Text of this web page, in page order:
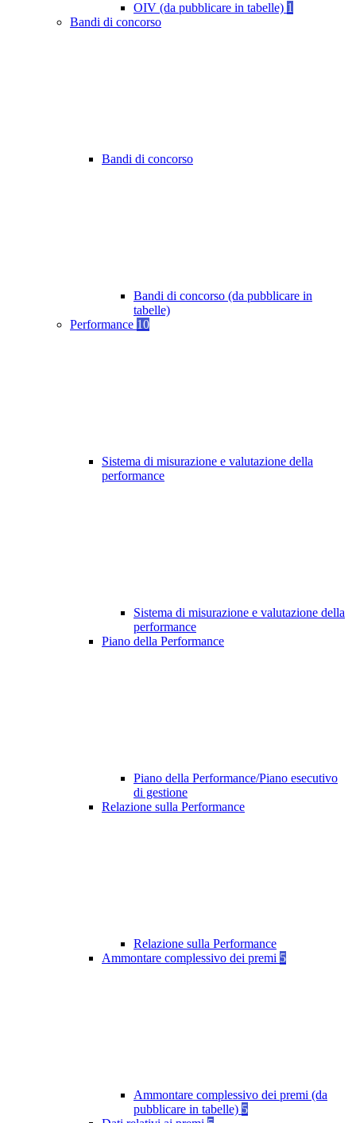
OIV (da pubblicare in tabelle) 1
Bandi di concorso
Bandi di concorso
Bandi di concorso (da pubblicare in
tabelle)
Performance 10
Sistema di misurazione e valutazione della
performance
Sistema di misurazione e valutazione della
performance
Piano della Performance
Piano della Performance/Piano esecutivo
di gestione
Relazione sulla Performance
Relazione sulla Performance
Ammontare complessivo dei premi 5
Ammontare complessivo dei premi (da
pubblicare in tabelle) 5